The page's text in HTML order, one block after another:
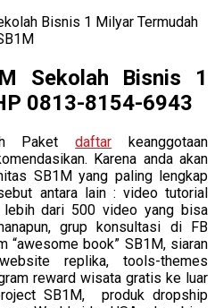
Sekolah Bisnis 1
0813-8154-6943
Paketdaftar keanggotaan
Karena anda akan
SB1M yang paling lengkap
antara lain : video tutorial
lebih dari 500 video yang bisa
grup konsultasi di FB
“awesome book” SB1M, siaran
replika, tools-themes
reward wisata gratis ke luar
SB1M, produk dropship